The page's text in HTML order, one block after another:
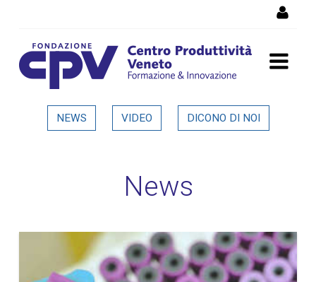
Dettaglio in evidenza
NEWS VIDEO DICONO DI NOI
News